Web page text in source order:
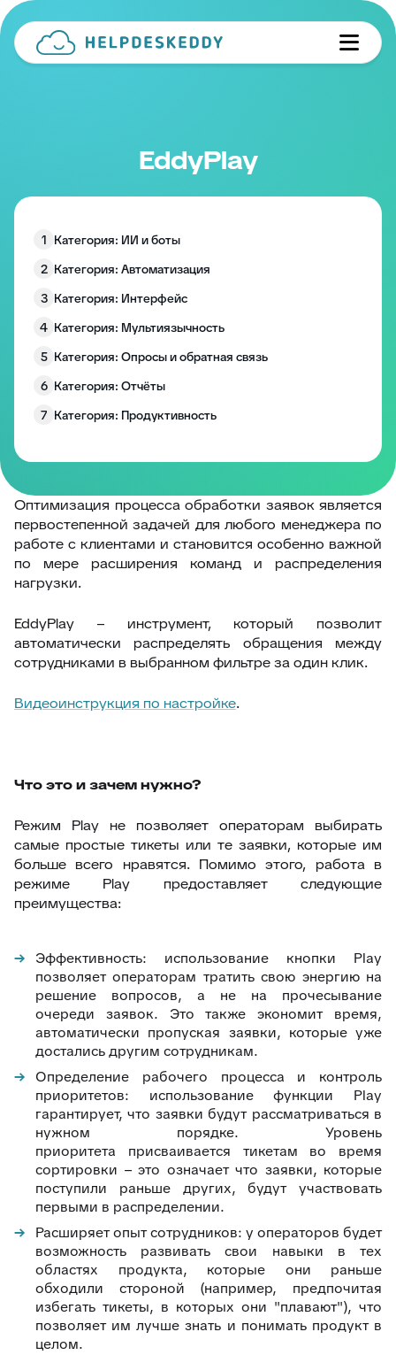
EddyPlay
1 Категория: ИИ и боты
2 Категория: Автоматизация
3 Категория: Интерфейс
4 Категория: Мультиязычность
5 Категория: Опросы и обратная связь
6 Категория: Отчёты
7 Категория: Продуктивность
10 Изменение размера блоков заявки
11
Запрос согласия на обработку персональных
данных
12 EddyPlay
14 Подтверждение отправки ответа
15 Глобальное уведомление
Превышение количества заявок в фильтре
21 Поиск по странице базы знаний
22Отображать язык пользователя
23 Упорядочить поля заявки
25 Спрятать поля контактов в заявке
26Канал связи по умолчанию
27 Копирование заявки
28 Цепочка статусов
29
Групповая распечатка
30Копировать поля клиента
31 Возврат к списку заявок
32Массовое закрытие заявок
33Подзаявки в Омни
34 Ограничение доступа к отчетам
Открытие заявки в Омни
36Свернуть/развернуть цитирование
37 Предыдущие исполнители
38Подсвечивание текста
Оптимизация процесса обработки заявок является
первостепенной задачей для любого менеджера по
работе с клиентами и становится особенно важной
по мере расширения команд и распределения
нагрузки.
EddyPlay – инструмент, который позволит
автоматически распределять обращения между
сотрудниками в выбранном фильтре за один клик.
Видеоинструкция по настройке.
Что это и зачем нужно?
Режим Play не позволяет операторам выбирать
самые простые тикеты или те заявки, которые им
больше всего нравятся. Помимо этого, работа в
режиме Play предоставляет следующие
преимущества:
Эффективность: использование кнопки Play
позволяет операторам тратить свою энергию на
решение вопросов, а не на прочесывание
очереди заявок. Это также экономит время,
автоматически пропуская заявки, которые уже
достались другим сотрудникам.
Определение рабочего процесса и контроль
приоритетов: использование функции Play
гарантирует, что заявки будут рассматриваться в
нужном порядке. Уровень
приоритета присваивается тикетам во время
сортировки – это означает что заявки, которые
поступили раньше других, будут участвовать
первыми в распределении.
Расширяет опыт сотрудников: у операторов будет
возможность развивать свои навыки в тех
областях продукта, которые они раньше
обходили стороной (например, предпочитая
избегать тикеты, в которых они "плавают"), что
позволяет им лучше знать и понимать продукт в
целом.